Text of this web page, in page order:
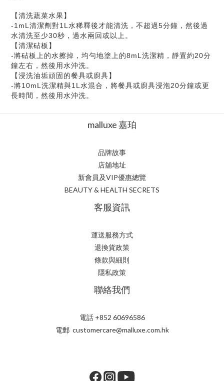
【清洗蔬菜水果】
-1mL清潔劑對1L水稀釋後才能清洗，不超過5分鐘，然後過
水清洗至少30秒，過水兩回或以上。
【清潔砧板】
-將砧板上的水擦掉，均勻地塗上的8mL洗潔精，靜置約20分
鐘左右，然後用水沖洗。
【浸洗油垢頑固的餐具或廚具】
-將10mL洗潔精與1L水混合，將餐具或廚具浸泡20分鐘或更
長時間，然後用水沖洗。
malluxe 嘉珀
品牌故事
店舖地址
新會員及VIP優惠總覽
BEAUTY & HEALTH SECRETS
客服資訊
運送服務方式
退換貨政策
條款與細則
隱私政策
聯絡我們
電話 +852 60696586
電郵 customercare@malluxe.com.hk